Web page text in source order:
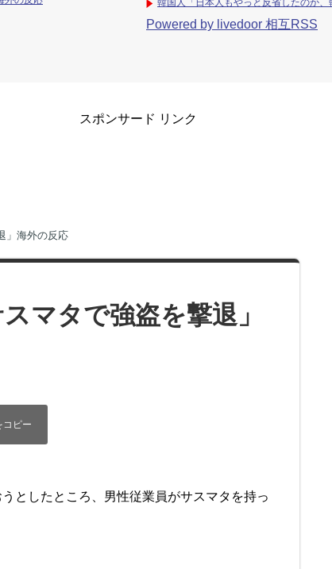
韓国人「日本人もやっと反省したのか
Powered by livedoor 相互RSS
スポンサード リンク
」海外の反応
マタで強盗を撃退」
としたところ、男性従業員がサスマタを持っ